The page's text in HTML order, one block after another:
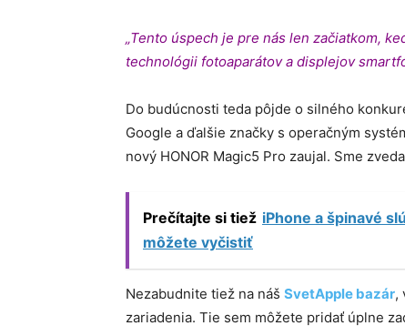
„Tento úspech je pre nás len začiatkom,
technológii fotoaparátov a displejov
Do budúcnosti teda pôjde o silného
Google a ďalšie značky s operačným
nový HONOR Magic5 Pro zaujal. Sme
Prečítajte si tiež iPhone a špinavé
môžete vyčistiť
Nezabudnite tiež na náš SvetApple bazár,
zariadenia. Tie sem môžete pridať úplne